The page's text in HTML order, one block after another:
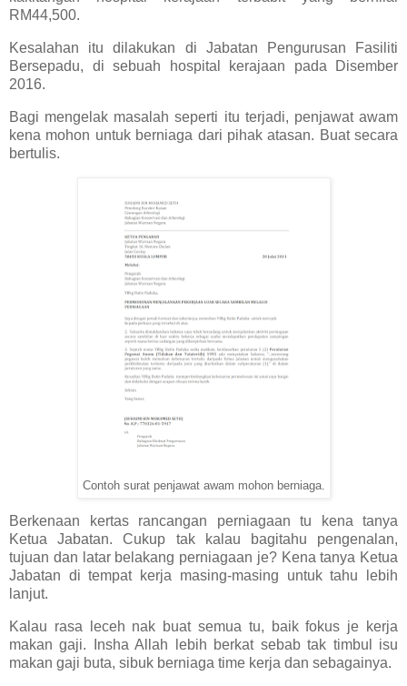
RM44,500.
Kesalahan itu dilakukan di Jabatan Pengurusan Fasiliti
Bersepadu, di sebuah hospital kerajaan pada Disember
2016.
Bagi mengelak masalah seperti itu terjadi, penjawat awam
kena mohon untuk berniaga dari pihak atasan. Buat secara
bertulis.
Contoh surat penjawat awam mohon berniaga.
Berkenaan kertas rancangan perniagaan tu kena tanya
Ketua Jabatan. Cukup tak kalau bagitahu pengenalan,
tujuan dan latar belakang perniagaan je? Kena tanya Ketua
Jabatan di tempat kerja masing-masing untuk tahu lebih
lanjut.
Kalau rasa leceh nak buat semua tu, baik fokus je kerja
makan gaji. Insha Allah lebih berkat sebab tak timbul isu
makan gaji buta, sibuk berniaga time kerja dan sebagainya.